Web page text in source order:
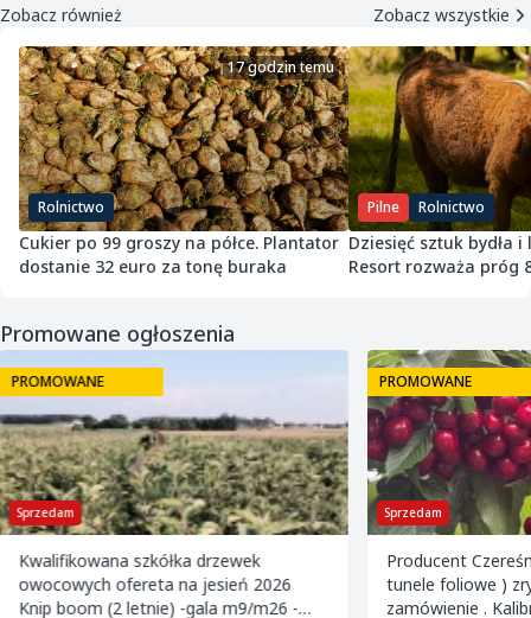
Zobacz również Zobacz wszystkie
Rolnictwo
17 godzin temu
Cukier po 99 groszy na półce. Plantator
dostanie 32 euro za tonę buraka
Pilne Rolnictwo
Dziesięć sztuk bydła
Resort rozważa próg
Promowane ogłoszenia
Sprzedam
PROMOWANE
Kwalifikowana szkółka drzewek
owocowych ofereta na jesień 2026
Knip boom (2 letnie) -gala m9/m26 -
Sprzedam
PROMOWANE
Producent
tunele foliowe )
zamówienie . Kalibrowane , chłodzone i